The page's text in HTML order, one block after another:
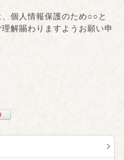
人情報保護のため○○と
解賜わりますようお願い申